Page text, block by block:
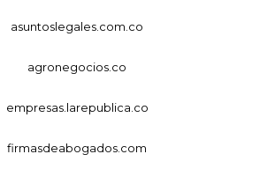
asuntoslegales.com.co
agronegocios.co
empresas.larepublica.co
firmasdeabogados.com